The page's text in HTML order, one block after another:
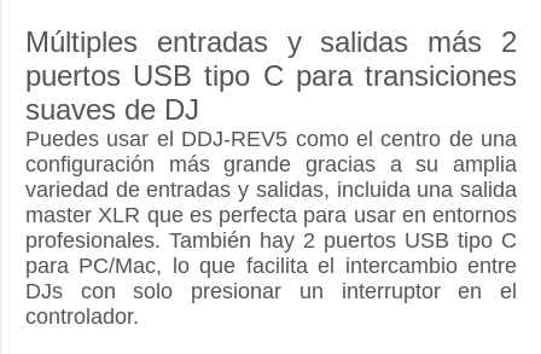
Múltiples entradas y salidas más 2
puertos USB tipo C para transiciones
suaves de DJ
Puedes usar el DDJ-REV5 como el centro de una
configuración más grande gracias a su amplia
variedad de entradas y salidas, incluida una salida
master XLR que es perfecta para usar en entornos
profesionales. También hay 2 puertos USB tipo C
para PC/Mac, lo que facilita el intercambio entre
DJs con solo presionar un interruptor en el
controlador.